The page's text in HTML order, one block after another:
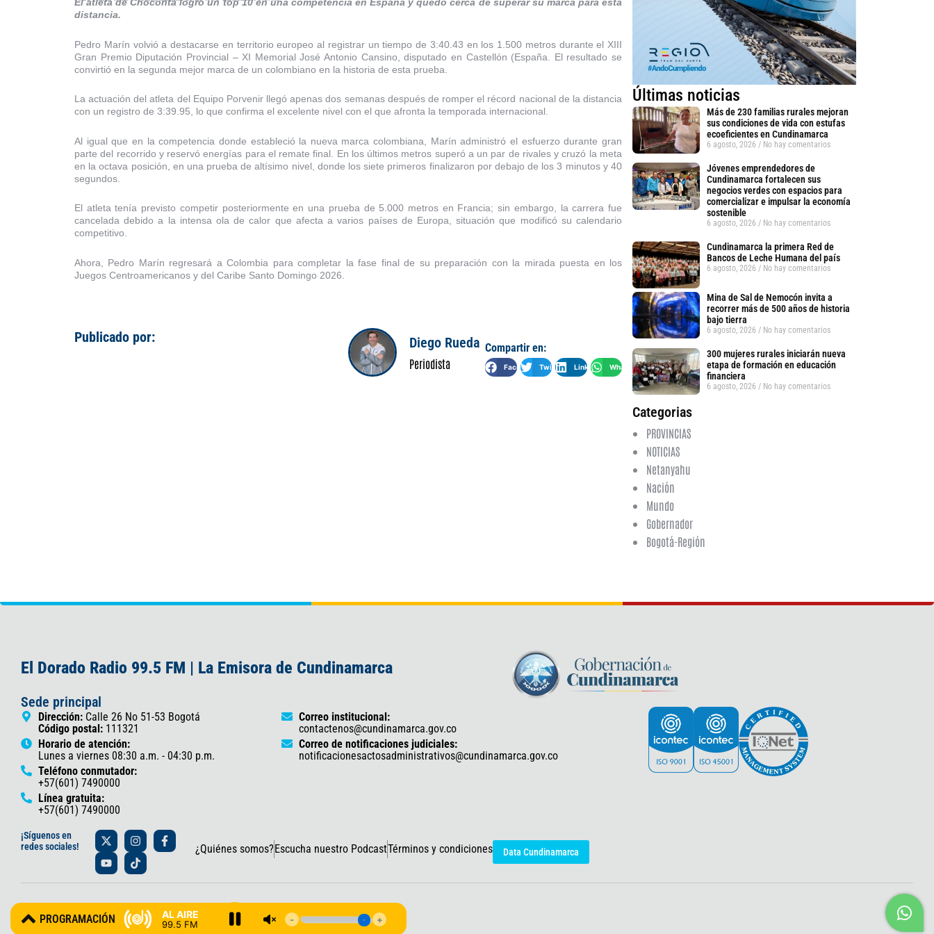
El atleta de Chocontá logró un top 10 en una competencia en España y quedó cerca de superar su marca para esta
distancia.
Pedro Marín volvió a destacarse en territorio europeo al registrar un tiempo de 3:40.43 en los 1.500 metros durante el XIII
Gran Premio Diputación Provincial – XI Memorial José Antonio Cansino, disputado en Castellón (España. El resultado se
convirtió en la segunda mejor marca de un colombiano en la historia de esta prueba.
La actuación del atleta del Equipo Porvenir llegó apenas dos semanas después de romper el récord nacional de la distancia
con un registro de 3:39.95, lo que confirma el excelente nivel con el que afronta la temporada internacional.
Al igual que en la competencia donde estableció la nueva marca colombiana, Marín administró el esfuerzo durante gran
parte del recorrido y reservó energías para el remate final. En los últimos metros superó a un par de rivales y cruzó la meta
en la octava posición, en una prueba de altísimo nivel, donde los siete primeros finalizaron por debajo de los 3 minutos y 40
segundos.
El atleta tenía previsto competir posteriormente en una prueba de 5.000 metros en Francia; sin embargo, la carrera fue
cancelada debido a la intensa ola de calor que afecta a varios países de Europa, situación que modificó su calendario
competitivo.
Ahora, Pedro Marín regresará a Colombia para completar la fase final de su preparación con la mirada puesta en los
Juegos Centroamericanos y del Caribe Santo Domingo 2026.
Publicado por: Diego Rueda
Periodista
Compartir en:
Facebook Twitter LinkedIn WhatsApp
Últimas noticias
Más de 230 familias rurales mejoran
sus condiciones de vida con estufas
ecoeficientes en Cundinamarca
6 agosto, 2026 No hay comentarios
Jóvenes emprendedores de
Cundinamarca fortalecen sus
negocios verdes con espacios para
comercializar e impulsar la economía
sostenible
6 agosto, 2026 No hay comentarios
Cundinamarca la primera Red de
Bancos de Leche Humana del país
6 agosto, 2026 No hay comentarios
Mina de Sal de Nemocón invita a
recorrer más de 500 años de historia
bajo tierra
6 agosto, 2026 No hay comentarios
300 mujeres rurales iniciarán nueva
etapa de formación en educación
financiera
6 agosto, 2026 No hay comentarios
Categorias
PROVINCIAS
NOTICIAS
Netanyahu
Nación
Mundo
Gobernador
Bogotá-Región
El Dorado Radio 99.5 FM | La Emisora de Cundinamarca
Sede principal
Dirección: Calle 26 No 51-53 Bogotá
Código postal: 111321
Horario de atención:
Lunes a viernes 08:30 a.m. - 04:30 p.m.
Teléfono conmutador:
+57(601) 7490000
Línea gratuita:
+57(601) 7490000
Correo institucional:
contactenos@cundinamarca.gov.co
Correo de notificaciones judiciales:
notificacionesactosadministrativos@cundinamarca.gov.co
AL AIRE
99.5 FM
¡Síguenos en
redes sociales!
X
-
t
w
i
t
e
r
I
n
s
t
a
r
a
m
F
a
c
o
k
-
Y
o
u
t
u
e
T
i
k
t
o
¿Quiénes somos?Escucha nuestro PodcastTérminos y condiciones Data Cundinamarca
© 2025 Gobernación de Cundinamarca – Oficina de Prensa y Comunicaciones
PROGRAMACIÓN